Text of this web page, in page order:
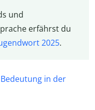
und
erfährst du
2025.
in der